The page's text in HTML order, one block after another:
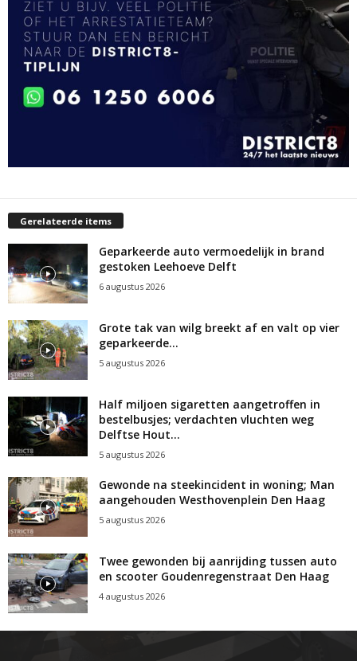
Gerelateerde items
Geparkeerde auto vermoedelijk in brand
gestoken Leehoeve Delft
6 augustus 2026
Grote tak van wilg breekt af en valt op vier
geparkeerde...
5 augustus 2026
Half miljoen sigaretten aangetroffen in
bestelbusjes; verdachten vluchten weg
Delftse Hout...
5 augustus 2026
Gewonde na steekincident in woning; Man
aangehouden Westhovenplein Den Haag
5 augustus 2026
Twee gewonden bij aanrijding tussen auto
en scooter Goudenregenstraat Den Haag
4 augustus 2026